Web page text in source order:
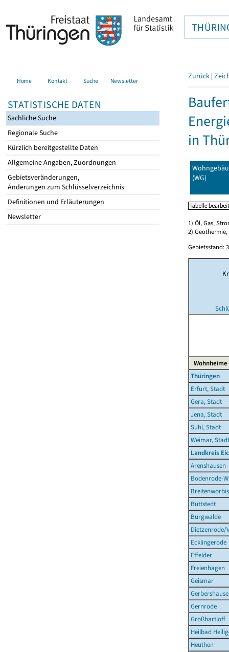
Home Kontakt Suche Newsletter
STATISTISCHE DATEN
Sachliche Suche
Regionale Suche
Kürzlich bereitgestellte Daten
Allgemeine Angaben, Zuordnungen
Gebietsveränderungen,
Änderungen zum Schlüsselverzeichnis
Definitionen und Erläuterungen
Newsletter
Zurück |
in
(WG)
1) Öl, Gas,
2)
Gebietsstand:
Wohnheime
Thüringen
Erfurt, Stadt
Gera, Stadt
Jena, Stadt
Suhl, Stadt
Weimar, Stadt
Landkreis
Arenshausen
Bodenrode-
Breitenworbis
Büttstedt
Burgwalde
Dietzenrode/
Ecklingerode
Effelder
Freienhagen
Geismar
Gernrode
Großbartloff
Heilbad
Heuthen